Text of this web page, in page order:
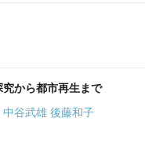
き姿を財政システム
々の社会的生活を支
由を促進するもので
役割を果たすことの
から都市再生まで
谷武雄 後藤和子